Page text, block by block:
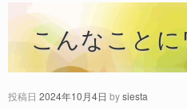
こんなこと
投稿日 2024年10月4日 bysiesta